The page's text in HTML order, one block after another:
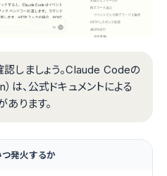
しましょう。Claude Codeの
は、公式ドキュメントによる
あります。
つ発火するか